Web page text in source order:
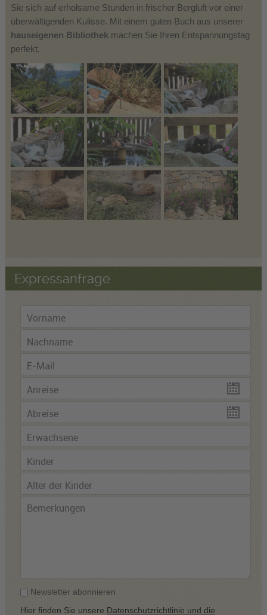
Sie sich auf erholsame Stunden in frischer Bergluft vor einer
überwältigenden Kulisse. Mit einem guten Buch aus unserer
hauseigenen Bibliothekmachen Sie Ihren Entspannungstag
perfekt.
Expressanfrage
Newsletter abonnieren
Hier finden Sie unsere Datenschutzrichtlinie und die